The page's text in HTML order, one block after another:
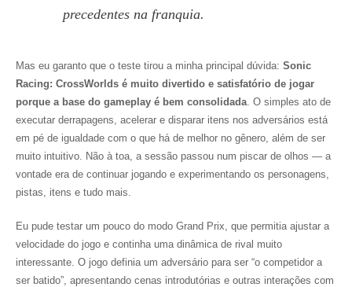
precedentes na franquia.
Mas eu garanto que o teste tirou a minha principal dúvida: Sonic
Racing: CrossWorlds é muito divertido e satisfatório de jogar
porque a base do gameplay é bem consolidada. O simples ato de
executar derrapagens, acelerar e disparar itens nos adversários está
em pé de igualdade com o que há de melhor no gênero, além de ser
muito intuitivo. Não à toa, a sessão passou num piscar de olhos — a
vontade era de continuar jogando e experimentando os personagens,
pistas, itens e tudo mais.
Eu pude testar um pouco do modo Grand Prix, que permitia ajustar a
velocidade do jogo e continha uma dinâmica de rival muito
interessante. O jogo definia um adversário para ser “o competidor a
ser batido”, apresentando cenas introdutórias e outras interações com